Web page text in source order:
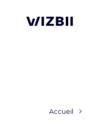
Accueil